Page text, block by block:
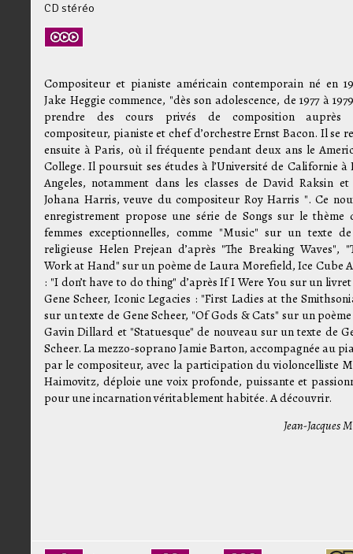
CD stéréo
Compositeur et pianiste américain contemporain né en
Jake Heggie commence, "dès son adolescence, de 1977 à
prendre des cours privés de composition auprès
compositeur, pianiste et chef d’orchestre Ernst Bacon. Il se
ensuite à Paris, où il fréquente pendant deux ans le
College. Il poursuit ses études à l’Université de Californie à
Angeles, notamment dans les classes de David Raksin
Johana Harris, veuve du compositeur Roy Harris ". Ce
enregistrement propose une série de Songs sur le thème
femmes exceptionnelles, comme "Music" sur un texte
religieuse Helen Prejean d’après "The Breaking Waves",
Work at Hand" sur un poème de Laura Morefield, Ice Cube
: "I don’t have to do thing" d’après If I Were You sur un
Gene Scheer, Iconic Legacies : "First Ladies at the
sur un texte de Gene Scheer, "Of Gods & Cats" sur un
Gavin Dillard et "Statuesque" de nouveau sur un texte de
Scheer. La mezzo-soprano Jamie Barton, accompagnée au
par le compositeur, avec la participation du violoncelliste
Haimovitz, déploie une voix profonde, puissante et
pour une incarnation véritablement habitée. A découvrir.
Jean-Jacques